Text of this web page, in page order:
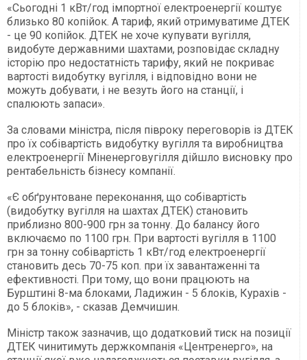
«Сьогодні 1 кВт/год імпортної електроенергії коштує
близько 80 копійок. А тариф, який отримуватиме ДТЕК
- це 90 копійок. ДТЕК не хоче купувати вугілля,
видобуте державними шахтами, розповідає складну
історію про недостатність тарифу, який не покриває
вартості видобутку вугілля, і відповідно вони не
можуть добувати, і не везуть його на станції, і
спалюють запаси».
За словами міністра, після півроку переговорів із ДТЕК
про їх собівартість видобутку вугілля та виробництва
електроенергії Міненерговугілля дійшло висновку про
рентабельність бізнесу компанії.
«Є обґрунтоване переконання, що собівартість
(видобутку вугілля на шахтах ДТЕК) становить
приблизно 800-900 грн за тонну. До балансу його
включаємо по 1100 грн. При вартості вугілля в 1100
грн за тонну собівартість 1 кВт/год електроенергії
становить десь 70-75 коп. при їх завантаженні та
ефективності. При тому, що вони працюють на
Бурштині 8-ма блоками, Ладижин - 5 блоків, Курахів -
до 5 блоків», - сказав Демчишин.
Міністр також зазначив, що додатковий тиск на позиції
ДТЕК чинитимуть держкомпанія «Центренерго», на